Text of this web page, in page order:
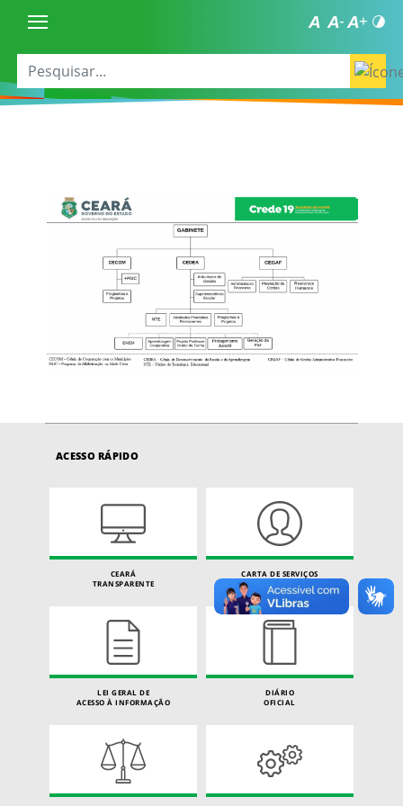
ACESSO RÁPIDO
CEARÁ
TRANSPARENTE
CARTA DE SERVIÇOS
LEI GERAL DE
ACESSO À INFORMAÇÃO
DIÁRIO
OFICIAL